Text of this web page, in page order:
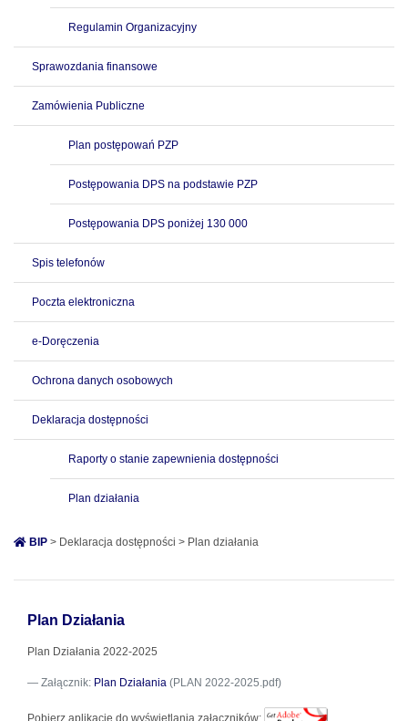
Regulamin Organizacyjny
Sprawozdania finansowe
Zamówienia Publiczne
Plan postępowań PZP
Postępowania DPS na podstawie PZP
Postępowania DPS poniżej 130 000
Spis telefonów
Poczta elektroniczna
e-Doręczenia
Ochrona danych osobowych
Deklaracja dostępności
Raporty o stanie zapewnienia dostępności
Plan działania
BIP > Deklaracja dostępności > Plan działania
Plan Działania
Plan Działania 2022-2025
Załącznik: Plan Działania (PLAN 2022-2025.pdf)
Pobierz aplikację do wyświetlania załączników: